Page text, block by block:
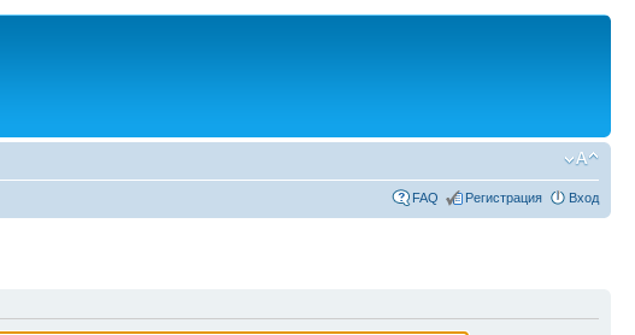
FAQ Регистрация Вход